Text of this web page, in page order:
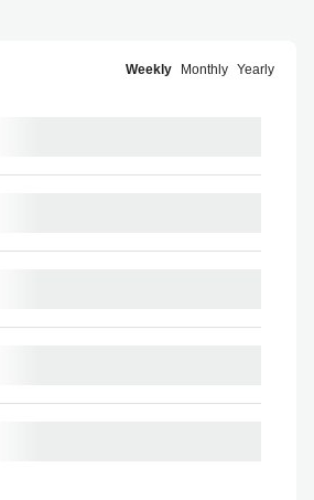
Weekly Monthly Yearly